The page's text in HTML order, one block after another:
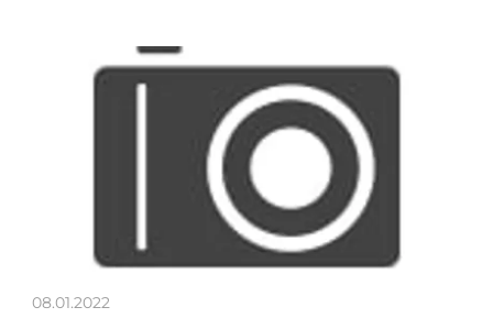
08.01.2022